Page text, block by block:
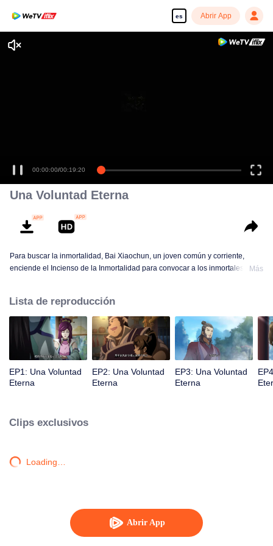
es Abrir App
Abrir App
00:00:00/00:19:20
Una Voluntad Eterna
Para buscar la inmortalidad, Bai Xiaochun, un joven común y corriente,
enciende el Incienso de la Inmortalidad para convocar a los inmortales. Pero
con numerosas tramas divertidas. Ven a verlo para llenar tu verano de
alegría.
Más
Lista de reproducción
EP1: Una Voluntad
Eterna
EP2: Una Voluntad
Eterna
EP3: Una Voluntad
Eterna
Clips exclusivos
Loading…